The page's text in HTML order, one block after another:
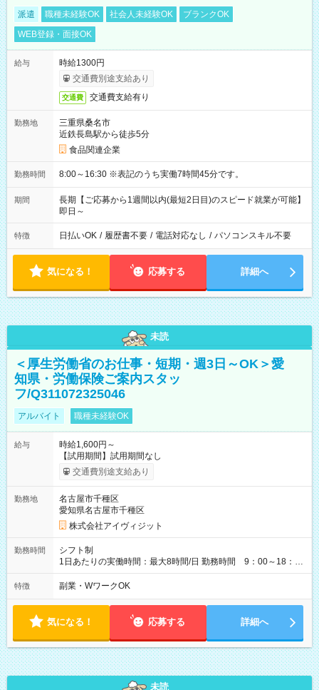
派遣 職種未経験OK 社会人未経験OK
ブランクOK
WEB登録・面接OK
給与
時給1300円
交通費別途支給あり
交通費 交通費支給有り
勤務地
三重県桑名市
近鉄長島駅から徒歩5分
食品関連企業
勤務時間 8:00～16:30 ※表記のうち実働7時間45分です。
期間
長期【ご応募から1週間以内(最短2日目)のスピード就業が可能】
即日～
特徴 日払いOK / 履歴書不要 / 電話対応なし / パソコンスキル不要
気になる！ 応募する 詳細へ
未読
＜厚生労働省のお仕事・短期・週3日～OK＞愛
知県・労働保険ご案内スタッ
フ/Q311072325046
アルバイト 職種未経験OK
給与
時給1,600円～
【試用期間】試用期間なし
交通費別途支給あり
勤務地
名古屋市千種区
愛知県名古屋市千種区
株式会社アイヴィジット
勤務時間
シフト制
1日あたりの実働時間：最大8時間/日 勤務時間 9：00～18：
00(実働8h、休憩1h) 土日祝含む週3日～OK、シフト制 ※もちろ
ん週5日勤務もOK♪ 勤務期間：2026年8月12日～9月9日※リスト
特徴 副業・WワークOK
気になる！ 応募する 詳細へ
未読